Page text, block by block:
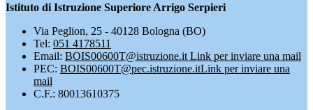
Istituto di Istruzione Superiore Arrigo Serpieri
Via Peglion, 25 - 40128 Bologna (BO)
Tel: 051 4178511
Email: BOIS00600T@istruzione.it Link per inviare una mail
PEC: BOIS00600T@pec.istruzione.itLink per inviare una
mail
C.F.: 80013610375